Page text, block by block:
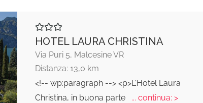
HOTEL LAURA CHRISTINA
Via Puri 5, Malcesine VR
Distanza: 13,0 km
<!-- wp:paragraph --> <p>L'Hotel Laura
Christina, in buona parte
... continua: >